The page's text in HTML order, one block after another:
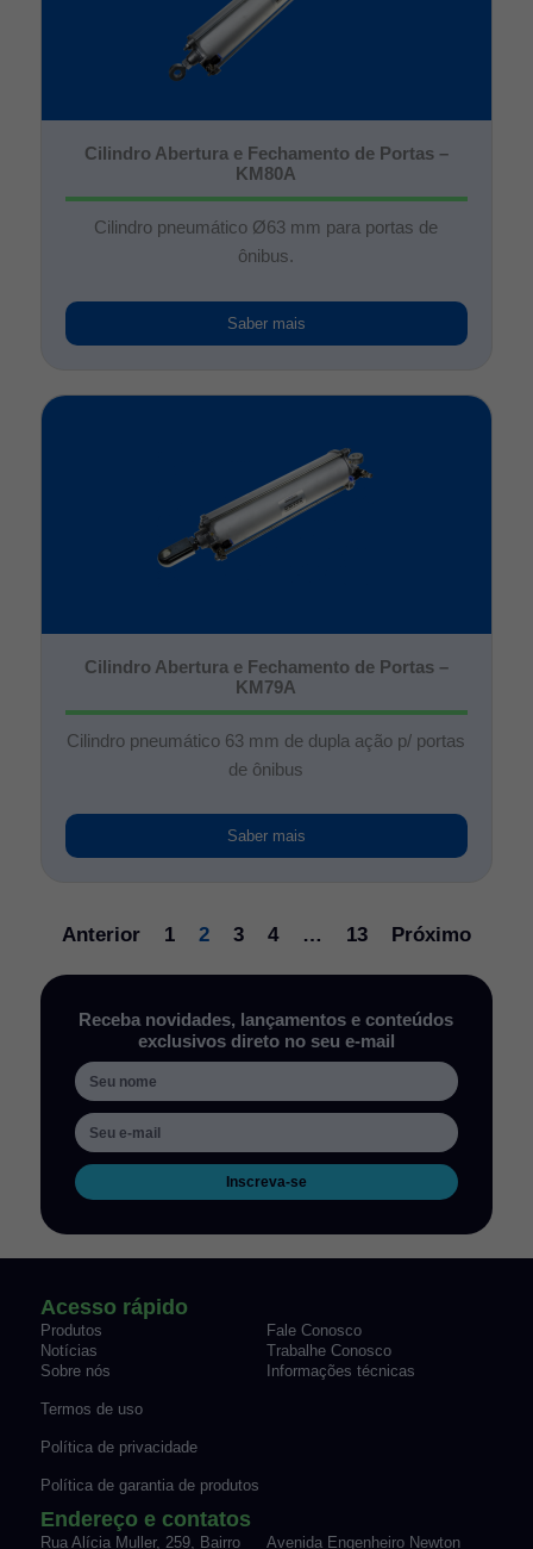
Cilindro Abertura e Fechamento de Portas –
KM80A
Cilindro pneumático Ø63 mm para portas de
ônibus.
Saber mais
Cilindro Abertura e Fechamento de Portas –
KM79A
Cilindro pneumático 63 mm de dupla ação p/ portas
de ônibus
Saber mais
Anterior 1 2 3 4 … 13 Próximo
Receba novidades, lançamentos e conteúdos
exclusivos direto no seu e-mail
Inscreva-se
Acesso rápido
Produtos
Fale Conosco
Notícias
Trabalhe Conosco
Sobre nós
Informações técnicas
Termos de uso
Política de privacidade
Política de garantia de produtos
Endereço e contatos
Rua Alícia Muller, 259, Bairro Avenida Engenheiro Newton